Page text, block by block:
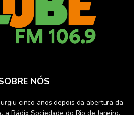
NÓS
cinco anos depois da abertura da
a Rádio Sociedade do Rio de Janeiro,